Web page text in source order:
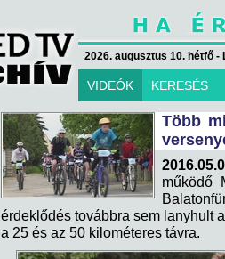
2026. augusztus 10. hétfő -
VIDEÓK KERESÉS
Több
működő
érdeklődés továbbra sem lanyhult
a 25 és az 50 kilométeres távra.